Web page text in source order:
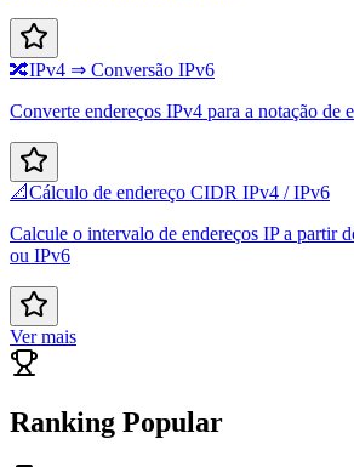
🔀IPv4 ⇒ Conversão IPv6
Converte endereços IPv4 para a notação de
📐Cálculo de endereço CIDR IPv4 / IPv6
Calcule o intervalo de endereços IP a partir
ou IPv6
Ver mais
Ranking Popular